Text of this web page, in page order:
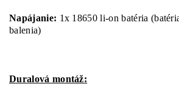
Napájanie: 1x 18650 li-on batéria
balenia)
Duralová montáž: